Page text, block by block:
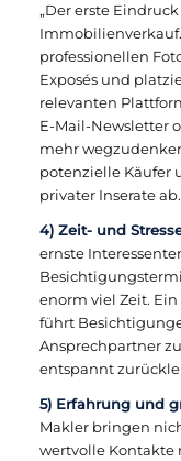
„Der erste
professionellen
Exposés und
relevanten
E-Mail-Newsletter
mehr
potenzielle Käufer
privater Inserate ab.
4) Zeit- und
ernste
enorm viel Zeit.
führt
Ansprechpartner
entspannt
5) Erfahrung und
Makler bringen
wertvolle Kontakte